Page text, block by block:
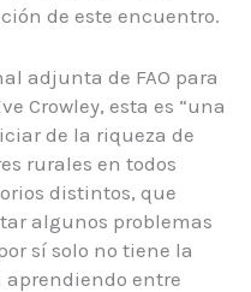
de este encuentro.
adjunta de FAO para
Crowley, esta es “una
de la riqueza de
rurales en todos
distintos, que
algunos problemas
sí solo no tiene la
aprendiendo entre